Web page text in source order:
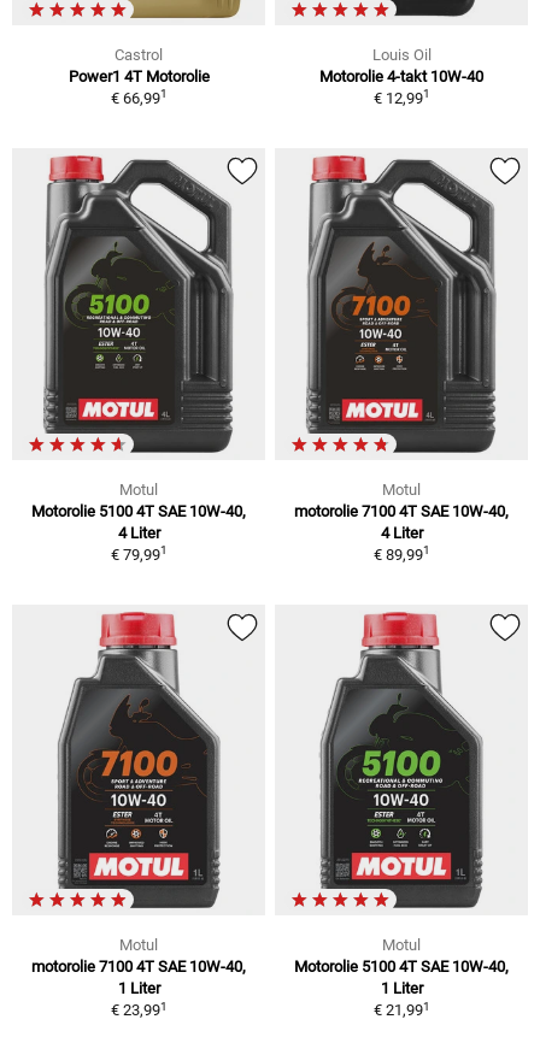
Castrol
Power1 4T Motorolie
€ 66,991
Louis Oil
Motorolie 4-takt 10W-40
€ 12,991
Motul
Motorolie 5100 4T SAE 10W-40,
4 Liter
€ 79,991
Motul
motorolie 7100 4T SAE 10W-40,
4 Liter
€ 89,991
Motul
motorolie 7100 4T SAE 10W-40,
1 Liter
€ 23,991
Motul
Motorolie 5100 4T SAE 10W-40,
1 Liter
€ 21,991